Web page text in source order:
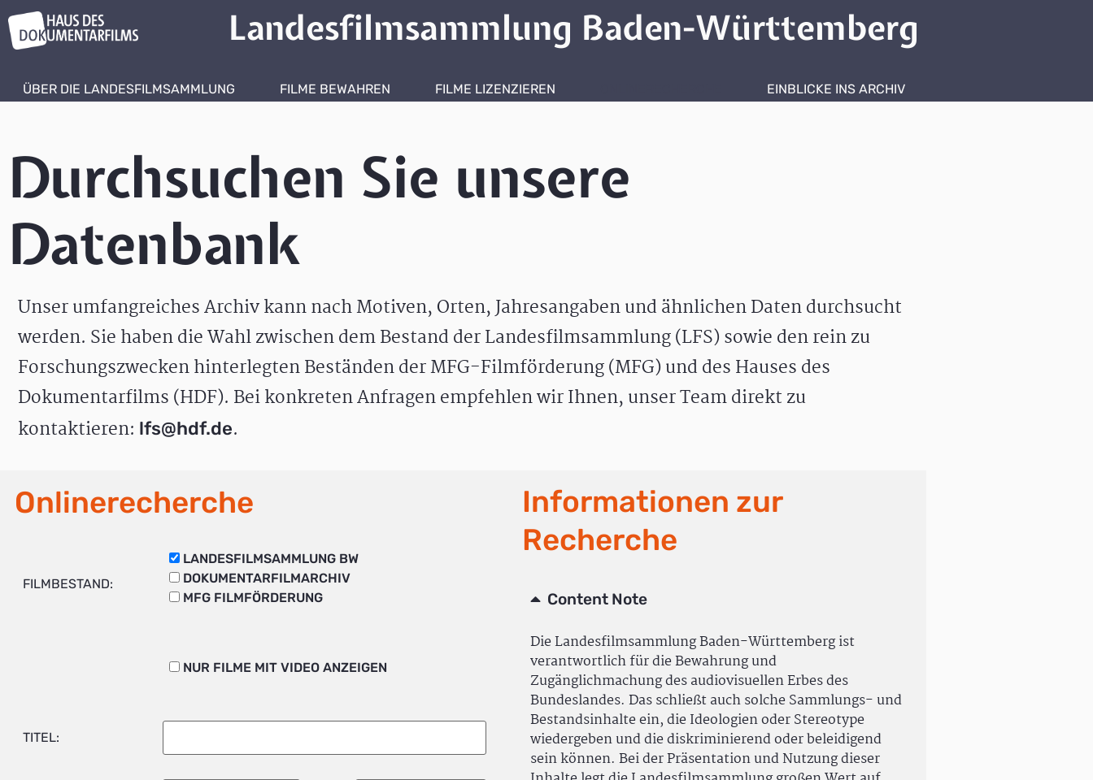
Landesfilmsammlung Baden-Württemberg
ÜBER DIE LANDESFILMSAMMLUNG FILME BEWAHREN FILME LIZENZIEREN EINBLICKE INS ARCHIV
Durchsuchen Sie unsere
Datenbank
Unser umfangreiches Archiv kann nach Motiven, Orten, Jahresangaben und ähnlichen Daten durchsucht
werden. Sie haben die Wahl zwischen dem Bestand der Landesfilmsammlung (LFS) sowie den rein zu
Forschungszwecken hinterlegten Beständen der MFG-Filmförderung (MFG) und des Hauses des
Dokumentarfilms (HDF). Bei konkreten Anfragen empfehlen wir Ihnen, unser Team direkt zu
kontaktieren: lfs@hdf.de.
Onlinerecherche
FILMBESTAND:
LANDESFILMSAMMLUNG BW
DOKUMENTARFILMARCHIV
MFG FILMFÖRDERUNG
NUR FILME MIT VIDEO ANZEIGEN
TITEL:
Informationen zur
Recherche
Content Note
Die Landesfilmsammlung Baden-Württemberg ist
verantwortlich für die Bewahrung und
Zugänglichmachung des audiovisuellen Erbes des
Bundeslandes. Das schließt auch solche Sammlungs- und
Bestandsinhalte ein, die Ideologien oder Stereotype
wiedergeben und die diskriminierend oder beleidigend
sein können. Bei der Präsentation und Nutzung dieser